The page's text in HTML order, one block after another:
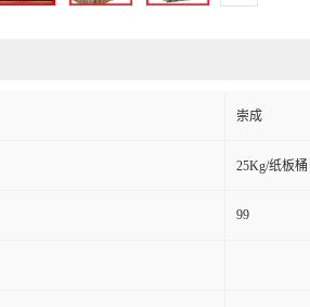
崇成
25Kg/纸板桶
99